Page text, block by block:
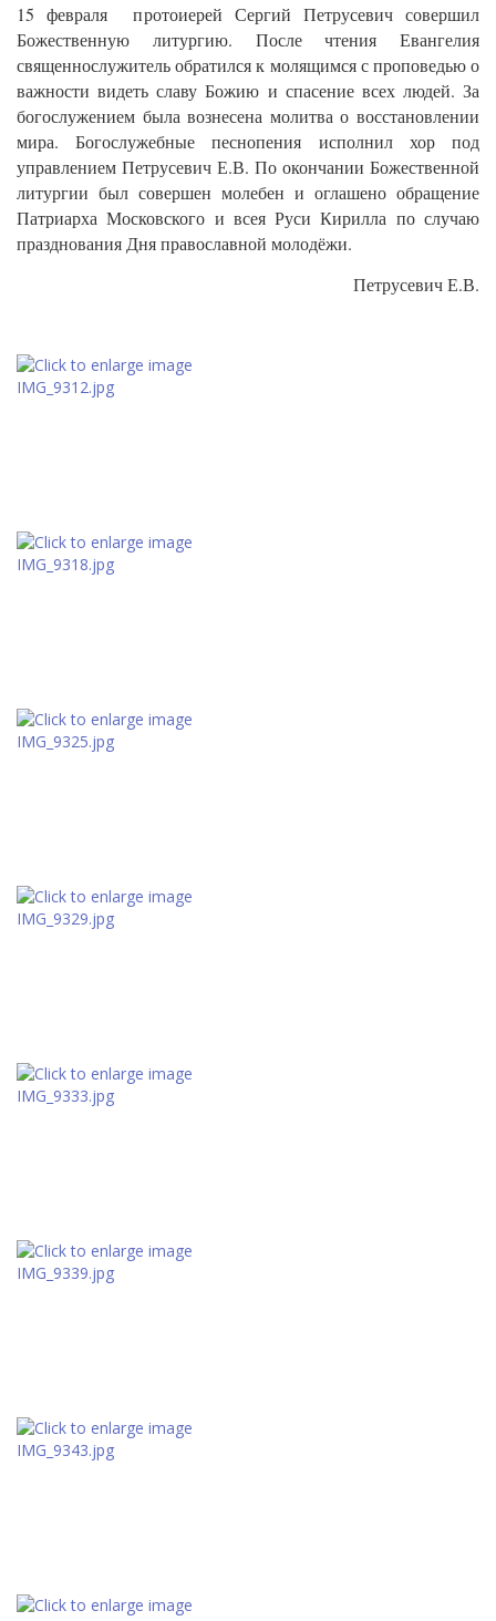
15 февраля протоиерей Сергий Петрусевич совершил
Божественную литургию. После чтения Евангелия
священнослужитель обратился к молящимся с проповедью о
важности видеть славу Божию и спасение всех людей. За
богослужением была вознесена молитва о восстановлении
мира. Богослужебные песнопения исполнил хор под
управлением Петрусевич Е.В. По окончании Божественной
литургии был совершен молебен и оглашено обращение
Патриарха Московского и всея Руси Кирилла по случаю
празднования Дня православной молодёжи.
Петрусевич Е.В.